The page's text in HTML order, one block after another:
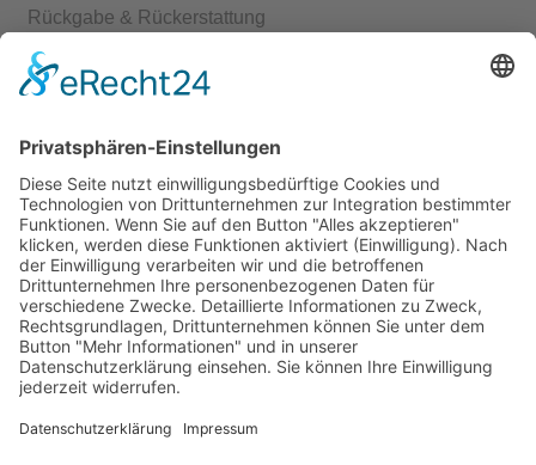
Rückgabe & Rückerstattung
Echtheit von Bewertungen
Kontakt
Shop
Mein Konto
Warenkorb
Kasse
Vertrag widerrufen